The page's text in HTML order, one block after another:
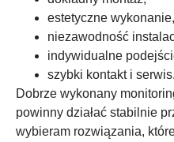
estetyczne wykonanie,
niezawodność
indywidualne
szybki kontakt i serwis.
Dobrze wykonany
powinny działać stabilnie
wybieram rozwiązania,